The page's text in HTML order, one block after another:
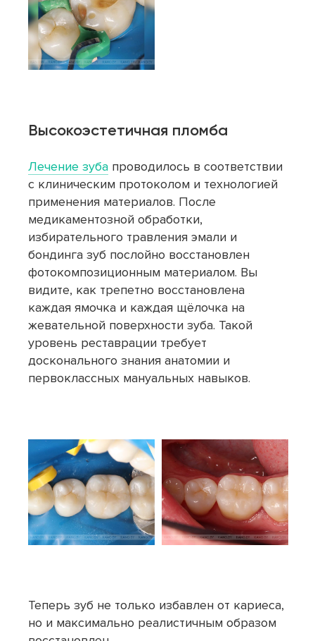
Высокоэстетичная пломба
Лечение зуба проводилось в соответствии
с клиническим протоколом и технологией
применения материалов. После
медикаментозной обработки,
избирательного травления эмали и
бондинга зуб послойно восстановлен
фотокомпозиционным материалом. Вы
видите, как трепетно восстановлена
каждая ямочка и каждая щёлочка на
жевательной поверхности зуба. Такой
уровень реставрации требует
досконального знания анатомии и
первоклассных мануальных навыков.
Теперь зуб не только избавлен от кариеса,
но и максимально реалистичным образом